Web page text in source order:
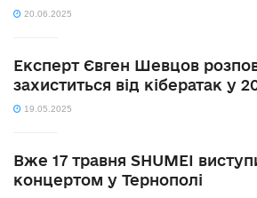
20.06.2025
Експерт Євген Шевцов
захиститься від кібератак у
19.05.2025
Вже 17 травня SHUMEI
концертом у Тернополі